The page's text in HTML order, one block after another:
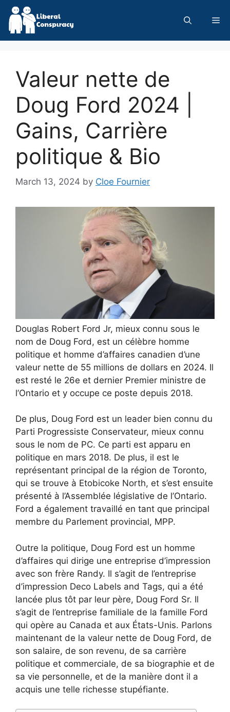
Skip
content
Valeur nette de
Doug Ford 2024 |
Gains, Carrière
politique & Bio
March 13, 2024 by Cloe Fournier
Douglas Robert Ford Jr, mieux connu sous le
nom de Doug Ford, est un célèbre homme
politique et homme d’affaires canadien d’une
valeur nette de 55 millions de dollars en 2024. Il
est resté le 26e et dernier Premier ministre de
l’Ontario et y occupe ce poste depuis 2018.
De plus, Doug Ford est un leader bien connu du
Parti Progressiste Conservateur, mieux connu
sous le nom de PC. Ce parti est apparu en
politique en mars 2018. De plus, il est le
représentant principal de la région de Toronto,
qui se trouve à Etobicoke North, et s’est ensuite
présenté à l’Assemblée législative de l’Ontario.
Ford a également travaillé en tant que principal
membre du Parlement provincial, MPP.
Outre la politique, Doug Ford est un homme
d’affaires qui dirige une entreprise d’impression
avec son frère Randy. Il s’agit de l’entreprise
d’impression Deco Labels and Tags, qui a été
lancée plus tôt par leur père, Doug Ford Sr. Il
s’agit de l’entreprise familiale de la famille Ford
qui opère au Canada et aux États-Unis. Parlons
maintenant de la valeur nette de Doug Ford, de
son salaire, de son revenu, de sa carrière
politique et commerciale, de sa biographie et de
sa vie personnelle, et de la manière dont il a
acquis une telle richesse stupéfiante.